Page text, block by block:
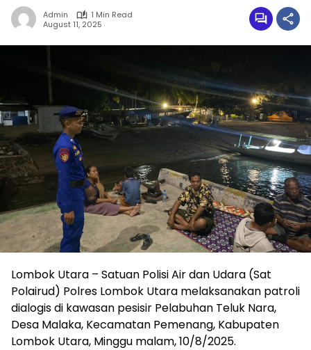
Admin
1 Min Read
August 11, 2025
Lombok Utara – Satuan Polisi Air dan Udara (Sat
Polairud) Polres Lombok Utara melaksanakan patroli
dialogis di kawasan pesisir Pelabuhan Teluk Nara,
Desa Malaka, Kecamatan Pemenang, Kabupaten
Lombok Utara, Minggu malam, 10/8/2025.